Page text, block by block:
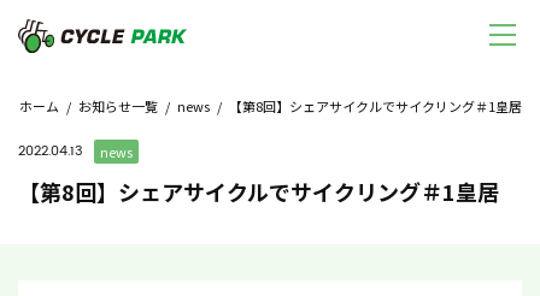
ホーム / お知らせ一覧 / news / 【第8回】シェアサイクルでサイクリング＃1皇居
2022.04.13 news
【第8回】シェアサイクルでサイクリング＃1皇居